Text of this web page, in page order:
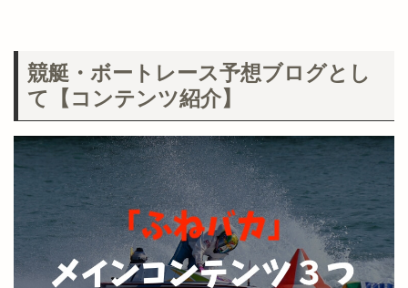
競艇・ボートレース予想ブログとし
て【コンテンツ紹介】